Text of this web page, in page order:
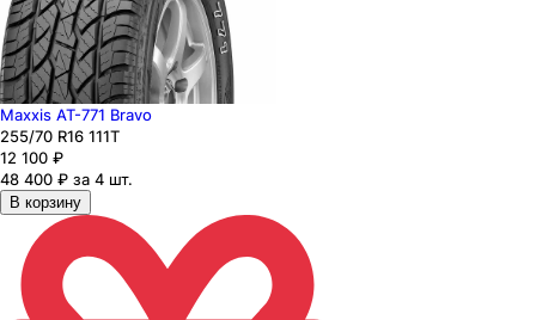
Maxxis AT-771 Bravo
255/70 R16 111T
12 100 ₽
48 400 ₽ за 4 шт.
В корзину